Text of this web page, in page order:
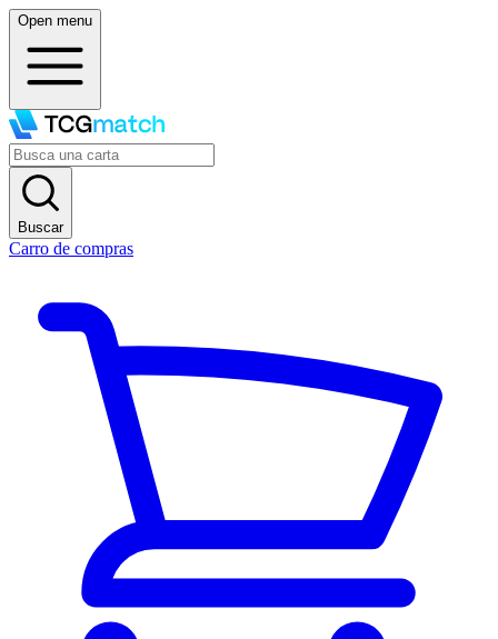
Open menu
Buscar
Carro de compras
Compra, vende y colecciona tus cartas favoritas - TCGmatch